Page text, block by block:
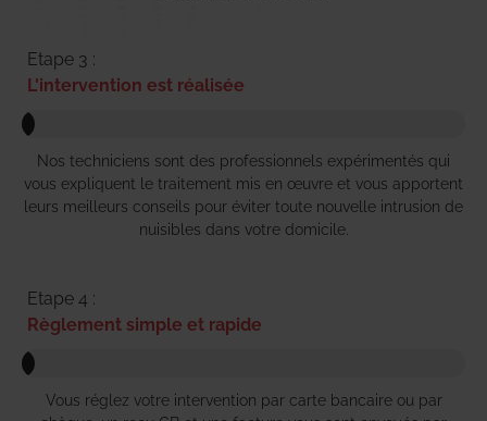
Etape 3 :
L'intervention est réalisée
Nos techniciens sont des professionnels expérimentés qui
vous expliquent le traitement mis en œuvre et vous apportent
leurs meilleurs conseils pour éviter toute nouvelle intrusion de
nuisibles dans votre domicile.
Etape 4 :
Règlement simple et rapide
Vous réglez votre intervention par carte bancaire ou par